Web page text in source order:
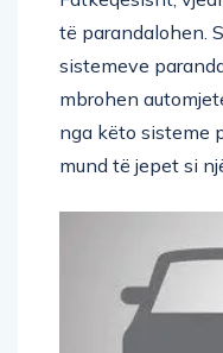
të parandalohen.
sistemeve
mbrohen
nga këto sisteme
mund të jepet si